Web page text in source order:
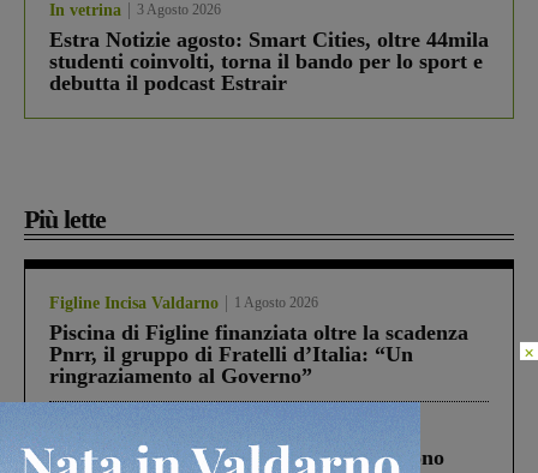
In vetrina 3 Agosto 2026
Estra Notizie agosto: Smart Cities, oltre 44mila
studenti coinvolti, torna il bando per lo sport e
debutta il podcast Estrair
Più lette
Figline Incisa Valdarno 1 Agosto 2026
Piscina di Figline finanziata oltre la scadenza
Pnrr, il gruppo di Fratelli d’Italia: “Un
ringraziamento al Governo”
Un anno fa la strage in A1 in cui morirono
×